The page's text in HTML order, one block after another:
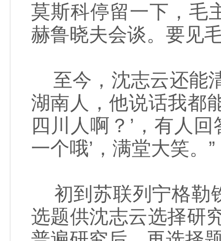
莫斯科停留一下，毛
赫鲁晓夫会谈。要见
至今，沈志云还能
湖南人，他说话我都
四川人啊？’，有人
一个哦’，满堂大笑。”
初到苏联列宁格勒
选题供沈志云选择研